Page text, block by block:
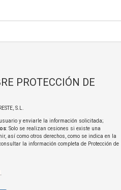
PROTECCIÓN DE
S.L.
y enviarle la información solicitada;
: Solo se realizan cesiones si existe una
así como otros derechos, como se indica en la
la información completa de Protección de
.